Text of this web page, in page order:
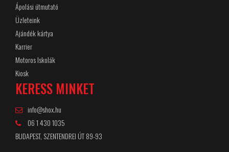
Ápolási útmutató
Üzleteink
Ajándék kártya
Karrier
Motoros Iskolák
Kiosk
KERESS MINKET
info@shox.hu
06 1 430 1035
BUDAPEST, SZENTENDREI ÚT 89-93